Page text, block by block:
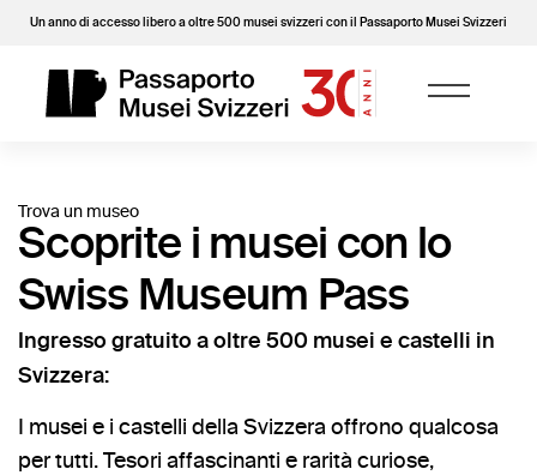
Un anno di accesso libero a oltre 500 musei svizzeri con il Passaporto Musei Svizzeri
Trova un museo
Scoprite i musei con lo
Swiss Museum Pass
Ingresso gratuito a oltre 500 musei e castelli in
Svizzera:
I musei e i castelli della Svizzera offrono qualcosa
per tutti. Tesori affascinanti e rarità curiose,